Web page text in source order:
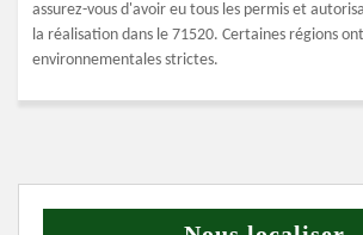
assurez-vous d'avoir eu tous les permis et
la réalisation dans le 71520. Certaines régions
environnementales strictes.